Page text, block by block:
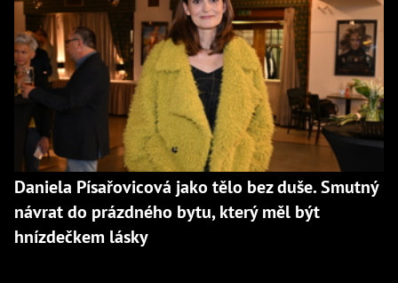
Daniela Písařovicová jako tělo bez duše. Smutný
návrat do prázdného bytu, který měl být
hnízdečkem lásky